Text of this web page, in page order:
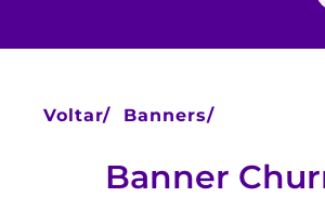
Voltar/ Banners/
Banner